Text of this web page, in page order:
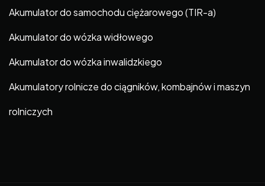
Akumulator do samochodu ciężarowego (TIR-a)
Akumulator do wózka widłowego
Akumulator do wózka inwalidzkiego
Akumulatory rolnicze do ciągników, kombajnów i maszyn
rolniczych